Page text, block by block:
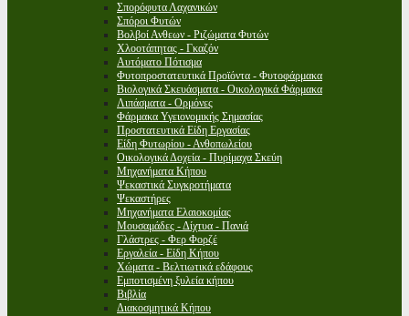
Σπορόφυτα Λαχανικών
Σπόροι Φυτών
Βολβοί Ανθεων - Ριζώματα Φυτών
Χλοοτάπητας - Γκαζόν
Αυτόματο Πότισμα
Φυτοπροστατευτικά Προϊόντα - Φυτοφάρμακα
Βιολογικά Σκευάσματα - Οικολογικά Φάρμακα
Λιπάσματα - Ορμόνες
Φάρμακα Υγειονομικής Σημασίας
Προστατευτικά Είδη Εργασίας
Είδη Φυτωρίου - Ανθοπωλείου
Οικολογικά Δοχεία - Πυρίμαχα Σκεύη
Μηχανήματα Κήπου
Ψεκαστικά Συγκροτήματα
Ψεκαστήρες
Μηχανήματα Ελαιοκομίας
Μουσαμάδες - Δίχτυα - Πανιά
Γλάστρες - Φερ Φορζέ
Εργαλεία - Είδη Κήπου
Χώματα - Βελτιωτικά εδάφους
Εμποτισμένη ξυλεία κήπου
Βιβλία
Διακοσμητικά Κήπου